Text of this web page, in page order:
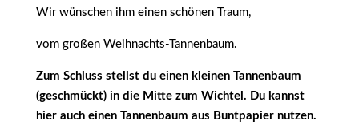
Wir wünschen ihm einen schönen Traum,
vom großen Weihnachts-Tannenbaum.
Zum Schluss stellst du einen kleinen Tannenbaum
(geschmückt) in die Mitte zum Wichtel. Du kannst
hier auch einen Tannenbaum aus Buntpapier nutzen.